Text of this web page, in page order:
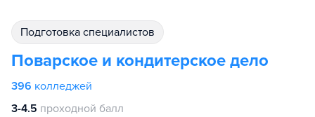
подготовка специалистов
Поварское и кондитерское дело
396 колледжей
3-4.5 проходной балл